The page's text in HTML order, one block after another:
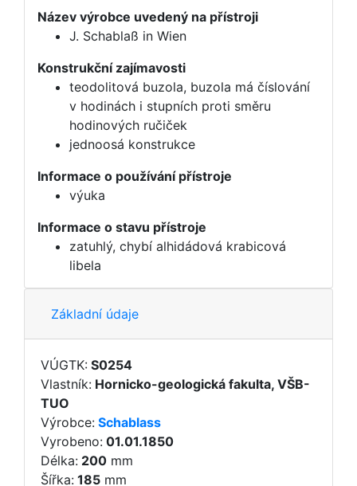
Název výrobce uvedený na přístroji
J. Schablaß in Wien
Konstrukční zajímavosti
teodolitová buzola, buzola má číslování
v hodinách i stupních proti směru
hodinových ručiček
jednoosá konstrukce
Informace o používání přístroje
výuka
Informace o stavu přístroje
zatuhlý, chybí alhidádová krabicová
libela
Základní údaje
VÚGTK: S0254
Vlastník: Hornicko-geologická fakulta, VŠB-
TUO
Výrobce: Schablass
Vyrobeno: 01.01.1850
Délka: 200 mm
Šířka: 185 mm